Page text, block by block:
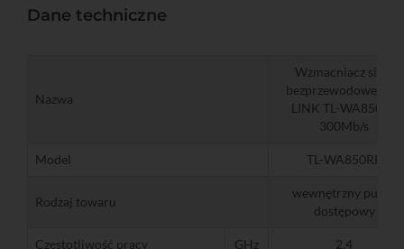
Dane techniczne
Nazwa
Wzmacniacz sieci
bezprzewodowej TP-
LINK TL-WA850RE
300Mb/s
Model TL-WA850RE
Rodzaj towaru
wewnętrzny punkt
dostępowy
Częstotliwość pracy GHz 2,4